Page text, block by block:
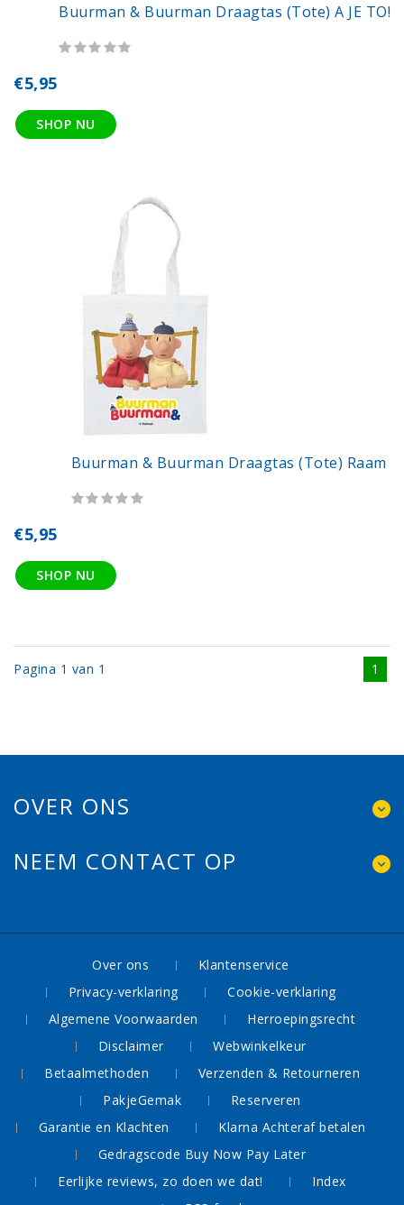
Buurman & Buurman Draagtas (tote) A JE TO!
€5,95
SHOP NU
Buurman & Buurman Draagtas (tote) Raam
€5,95
SHOP NU
Pagina 1 van 1 1
OVER ONS
NEEM CONTACT OP
Over ons
Klantenservice
Privacy-verklaring
Cookie-verklaring
Algemene Voorwaarden
Herroepingsrecht
Disclaimer
Webwinkelkeur
Betaalmethoden
Verzenden & Retourneren
PakjeGemak
Reserveren
Garantie en Klachten
Klarna Achteraf betalen
Gedragscode Buy Now Pay Later
Eerlijke reviews, zo doen we dat!
Index